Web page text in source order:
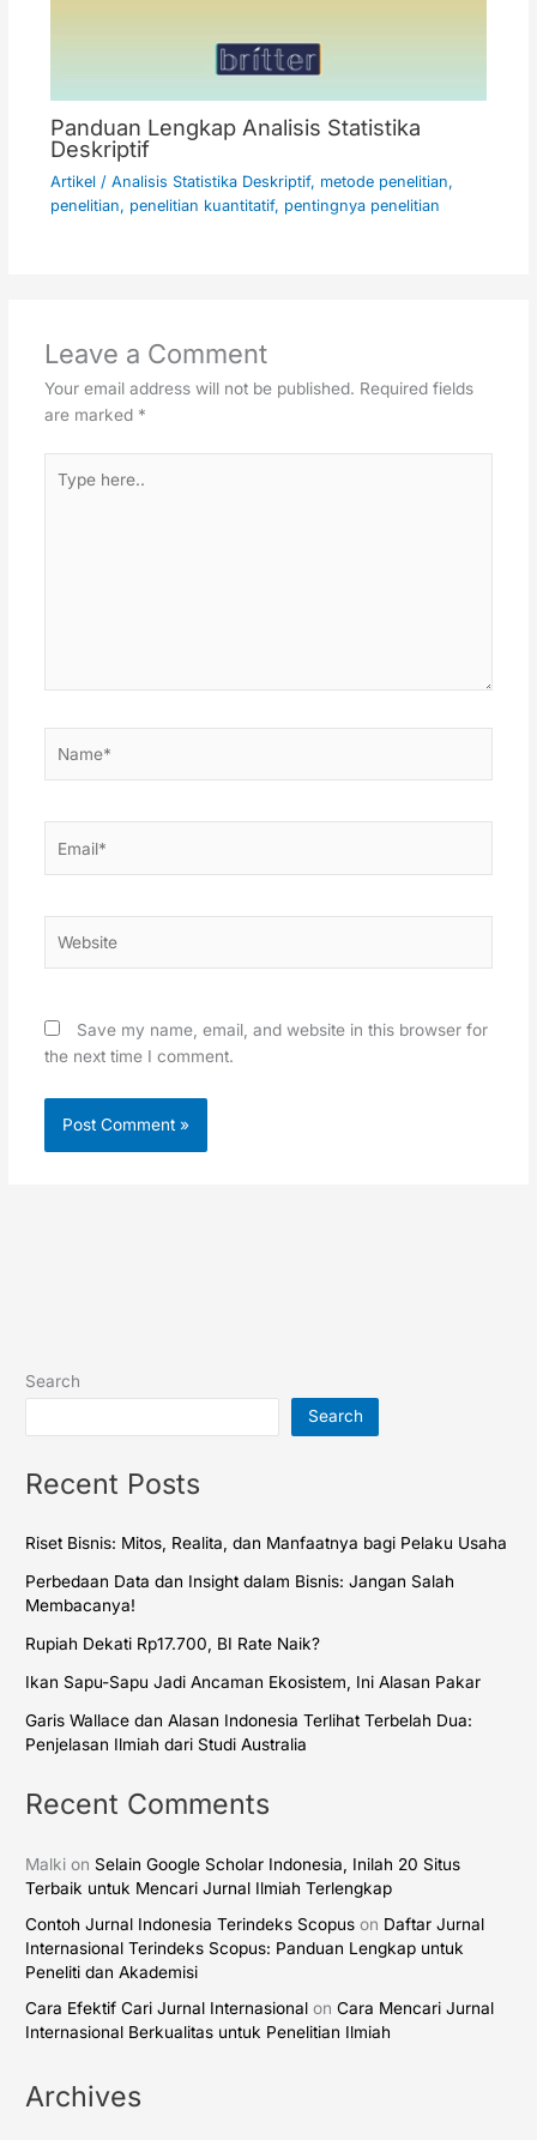
Panduan Lengkap Analisis Statistika
Deskriptif
Artikel / Analisis Statistika Deskriptif, metode penelitian,
penelitian, penelitian kuantitatif, pentingnya penelitian
Leave a Comment
Your email address will not be published. Required fields
are marked *
here..
Save my name, email, and website in this browser for
the next time I comment.
Search
Search
Recent Posts
Riset Bisnis: Mitos, Realita, dan Manfaatnya bagi Pelaku Usaha
Perbedaan Data dan Insight dalam Bisnis: Jangan Salah
Membacanya!
Rupiah Dekati Rp17.700, BI Rate Naik?
Ikan Sapu-Sapu Jadi Ancaman Ekosistem, Ini Alasan Pakar
Garis Wallace dan Alasan Indonesia Terlihat Terbelah Dua:
Penjelasan Ilmiah dari Studi Australia
Recent Comments
Malki onSelain Google Scholar Indonesia, Inilah 20 Situs
Terbaik untuk Mencari Jurnal Ilmiah Terlengkap
Contoh Jurnal Indonesia Terindeks Scopus on Daftar Jurnal
Internasional Terindeks Scopus: Panduan Lengkap untuk
Peneliti dan Akademisi
Cara Efektif Cari Jurnal Internasional onCara Mencari Jurnal
Internasional Berkualitas untuk Penelitian Ilmiah
Archives